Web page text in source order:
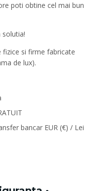
poti obtine cel mai bun
solutia!
fizice si firme fabricate
de lux).
bancar EUR (€) / Lei